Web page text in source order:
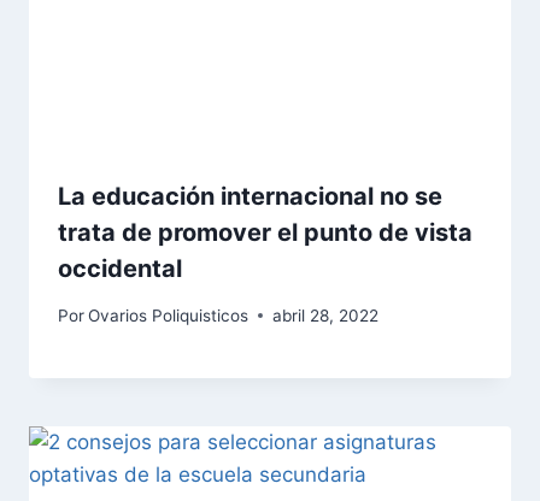
La educación internacional no se
trata de promover el punto de vista
occidental
PorOvarios Poliquisticos abril 28, 2022